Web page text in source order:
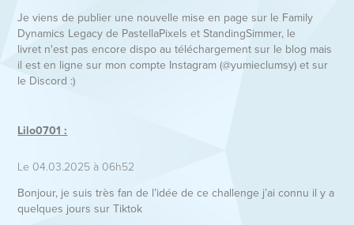
Je viens de publier une nouvelle mise en page sur le Family
Dynamics Legacy de PastellaPixels et StandingSimmer, le
livret n'est pas encore dispo au téléchargement sur le blog mais
il est en ligne sur mon compte Instagram (@yumieclumsy) et sur
le Discord :)
Lilo0701 :
Le 04.03.2025 à 06h52
Bonjour, je suis très fan de l’idée de ce challenge j’ai connu il y a
quelques jours sur Tiktok